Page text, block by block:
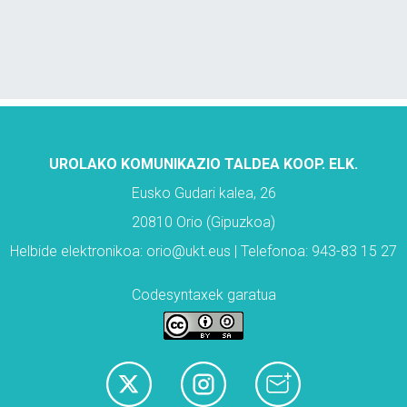
UROLAKO KOMUNIKAZIO TALDEA KOOP. ELK.
Eusko Gudari kalea, 26
20810 Orio (Gipuzkoa)
Helbide elektronikoa: orio@ukt.eus | Telefonoa: 943-83 15 27
Codesyntaxek garatua